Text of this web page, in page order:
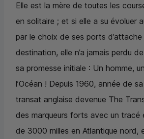
Elle est la mère de toutes les
en solitaire ; et si elle a su évoluer
par le choix de ses ports
destination, elle n’a jamais perdu
sa promesse initiale : Un homme,
l’Océan ! Depuis 1960, année de
transat anglaise devenue The
des marqueurs forts avec un tracé
de 3000 milles en Atlantique nord,